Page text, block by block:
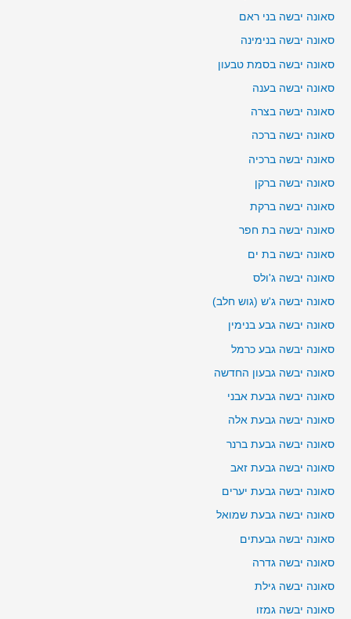
סאונה יבשה בני ראם
סאונה יבשה בנימינה
סאונה יבשה בסמת טבעון
סאונה יבשה בענה
סאונה יבשה בצרה
סאונה יבשה ברכה
סאונה יבשה ברכיה
סאונה יבשה ברקן
סאונה יבשה ברקת
סאונה יבשה בת חפר
סאונה יבשה בת ים
סאונה יבשה ג'ולס
סאונה יבשה ג'ש (גוש חלב)
סאונה יבשה גבע בנימין
סאונה יבשה גבע כרמל
סאונה יבשה גבעון החדשה
סאונה יבשה גבעת אבני
סאונה יבשה גבעת אלה
סאונה יבשה גבעת ברנר
סאונה יבשה גבעת זאב
סאונה יבשה גבעת יערים
סאונה יבשה גבעת שמואל
סאונה יבשה גבעתים
סאונה יבשה גדרה
סאונה יבשה גילת
סאונה יבשה גמזו